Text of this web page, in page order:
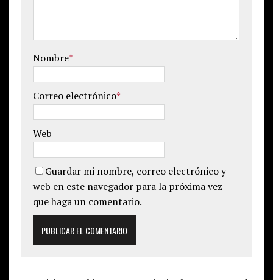
Nombre*
Correo electrónico*
Web
Guardar mi nombre, correo electrónico y
web en este navegador para la próxima vez
que haga un comentario.